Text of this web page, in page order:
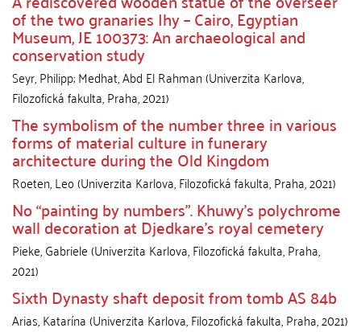
of the two granaries Ihy – Cairo, Egyptian
Museum, JE 100373: An archaeological and
conservation study
Seyr, Philipp;Medhat, Abd El Rahman(Univerzita Karlova,
Filozofická fakulta,Praha,2021)
The symbolism of the number three in various
forms of material culture in funerary
architecture during the Old Kingdom
Roeten, Leo(Univerzita Karlova, Filozofická fakulta,Praha,2021)
No “painting by numbers”. Khuwy’s polychrome
wall decoration at Djedkare’s royal cemetery
Pieke, Gabriele(Univerzita Karlova, Filozofická fakulta,Praha,
2021)
Sixth Dynasty shaft deposit from tomb AS 84b
Arias, Katarína(Univerzita Karlova, Filozofická fakulta,Praha,2021)